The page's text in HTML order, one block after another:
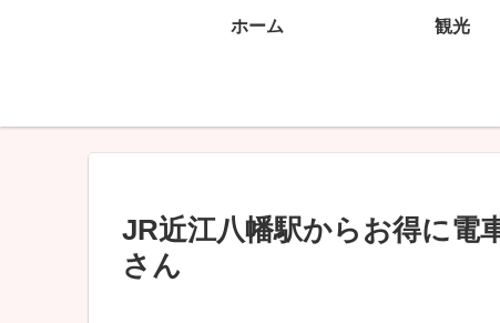
ホーム 観光
JR近江八幡駅からお得に
さん